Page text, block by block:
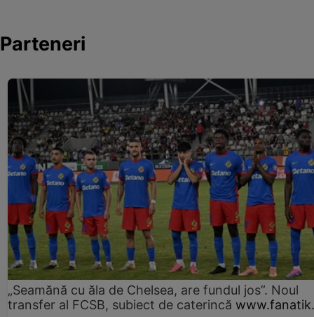
Parteneri
„Seamănă cu ăla de Chelsea, are fundul jos”. Noul
transfer al FCSB, subiect de caterincă